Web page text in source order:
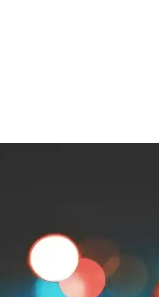
Uygulamalar
temizleyiciler ve çift aşamalı temizlik gibi
ve Bakım İpuçları